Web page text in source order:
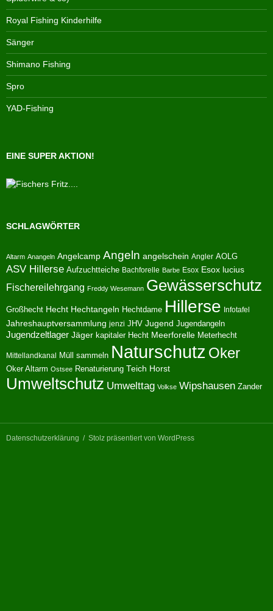
Royal Fishing Kinderhilfe
Sänger
Shimano Fishing
Spro
YAD-Fishing
EINE SUPER AKTION!
SCHLAGWÖRTER
Altarm Anangeln Angelcamp Angeln angelschein Angler AOLG
ASV Hillerse Aufzuchtteiche Bachforelle Barbe Esox Esox lucius
Fischereilehrgang Freddy Wesemann Gewässerschutz
Großhecht Hecht Hechtangeln Hechtdame Hillerse Infotafel
Jahreshauptversammlung jenzi JHV Jugend Jugendangeln
Jugendzeltlager Jäger kapitaler Hecht Meerforelle Meterhecht
Mittellandkanal Müll sammeln Naturschutz Oker
Oker Altarm Ostsee Renaturierung Teich Horst
Umweltschutz Umwelttag Volkse Wipshausen Zander
Datenschutzerklärung Stolz präsentiert von WordPress